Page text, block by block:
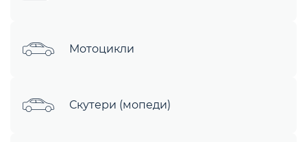
Мотоцикли
Скутери (мопеди)